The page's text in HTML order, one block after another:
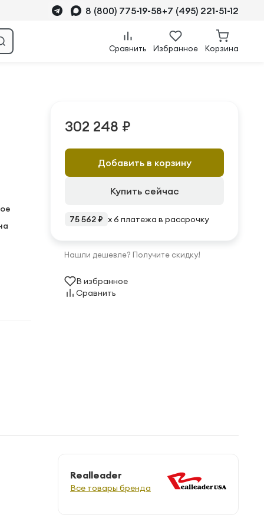
8 (800) 775-19-58+7 (495) 221-51-12
Сравнить Избранное Корзина
302 248 ₽
Добавить в корзину
Купить сейчас
75 562 ₽ x 6 платежа в рассрочку
Нашли дешевле? Получите скидку!
В избранное
Сравнить
Realleader
Все товары бренда